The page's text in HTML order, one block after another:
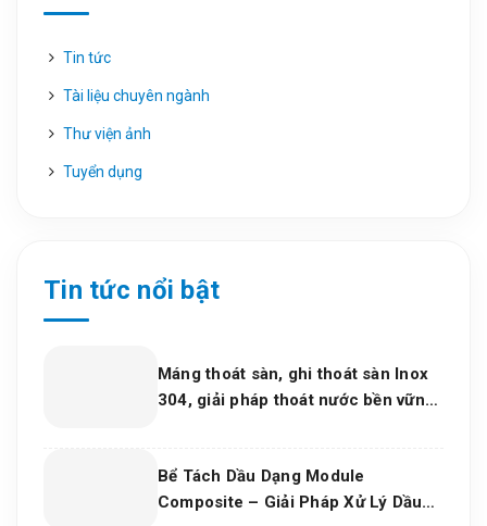
Tin tức
Tài liệu chuyên ngành
Thư viện ảnh
Tuyển dụng
Tin tức nổi bật
Máng thoát sàn, ghi thoát sàn Inox
304, giải pháp thoát nước bền vững
Bể Tách Dầu Dạng Module
Composite – Giải Pháp Xử Lý Dầu